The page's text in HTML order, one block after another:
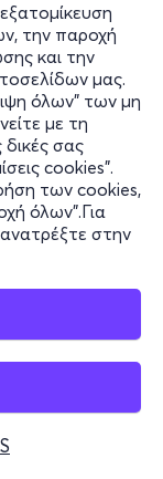
την παροχή
και την
μας.
όλων" των μη
με τη
δικές σας
cookies".
των cookies,
όλων".Για
στην